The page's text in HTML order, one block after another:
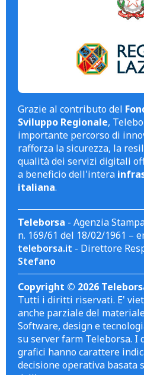
Grazie al contributo del
Sviluppo Regionale,
importante percorso di
rafforza la sicurezza, la
qualità dei servizi digitali
a beneficio dell'intera
italiana.
Teleborsa - Agenzia
n. 169/61 del 18/02/1961 –
teleborsa.it - Direttore
Stefano
Copyright © 2026
Tutti i diritti riservati. E'
anche parziale del
Software, design e
su server farm Teleborsa. I
grafici hanno carattere
decisione operativa basata